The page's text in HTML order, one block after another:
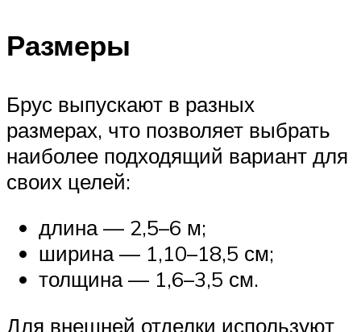
Размеры
Брус выпускают в разных
размерах, что позволяет выбрать
наиболее подходящий вариант для
своих целей:
длина — 2,5–6 м;
ширина — 1,10–18,5 см;
толщина — 1,6–3,5 см.
Для внешней отделки используют